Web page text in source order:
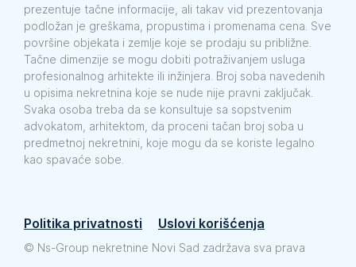
prezentuje tačne informacije, ali takav vid prezentovanja
podložan je greškama, propustima i promenama cena. Sve
površine objekata i zemlje koje se prodaju su približne.
Tačne dimenzije se mogu dobiti potraživanjem usluga
profesionalnog arhitekte ili inžinjera. Broj soba navedenih
u opisima nekretnina koje se nude nije pravni zaključak.
Svaka osoba treba da se konsultuje sa sopstvenim
advokatom, arhitektom, da proceni tačan broj soba u
predmetnoj nekretnini, koje mogu da se koriste legalno
kao spavaće sobe.
Politika privatnosti Uslovi korišćenja
© Ns-Group nekretnine Novi Sad zadržava sva prava